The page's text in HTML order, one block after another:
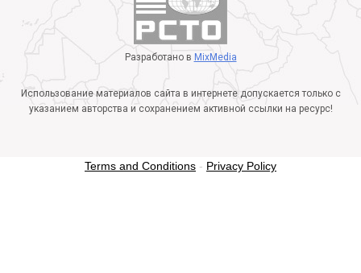
Разработано в MixMedia
Использование материалов сайта в интернете допускается только с
указанием авторства и сохранением активной ссылки на ресурс!
Terms and Conditions - Privacy Policy